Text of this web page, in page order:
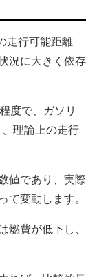
走行可能距離
況に大きく依存
度で、ガソリ
理論上の走行
値であり、実際
て変動します。
燃費が低下し、